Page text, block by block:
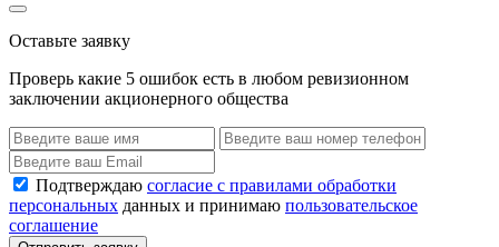
Оставьте заявку
Проверь какие 5 ошибок есть в любом ревизионном
заключении акционерного общества
Подтверждаю согласие с правилами обработки
персональных данных и принимаю пользовательское
соглашение